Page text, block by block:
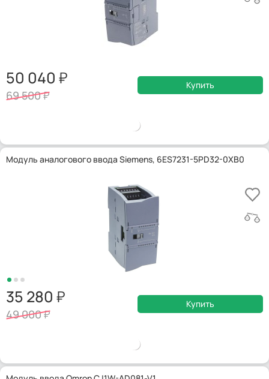
50 040
69 500
Купить
Модуль аналогового ввода Siemens, 6ES7231-5PD32-0XB0
35 280
49 000
Купить